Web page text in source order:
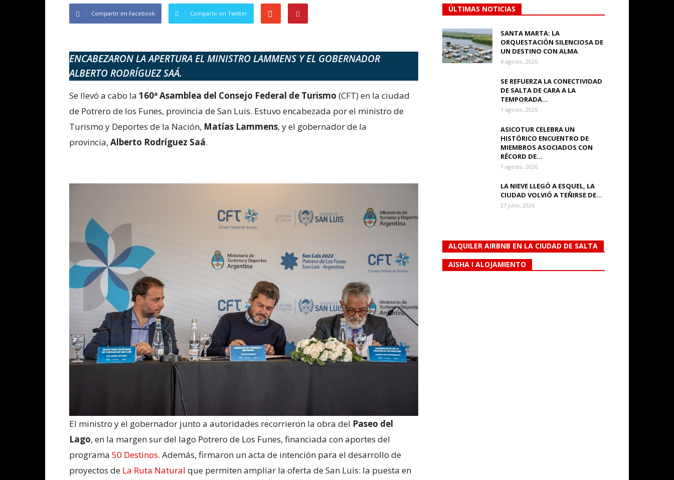
Compartir en Facebook Compartir en Twitter
ENCABEZARON LA APERTURA EL MINISTRO LAMMENS Y EL GOBERNADOR
ALBERTO RODRÍGUEZ SAÁ.
Se llevó a cabo la 160ª Asamblea del Consejo Federal de Turismo (CFT) en la ciudad
de Potrero de los Funes, provincia de San Luis. Estuvo encabezada por el ministro de
Turismo y Deportes de la Nación, Matías Lammens, y el gobernador de la
provincia, Alberto Rodríguez Saá.
El ministro y el gobernador junto a autoridades recorrieron la obra del Paseo del
Lago, en la margen sur del lago Potrero de Los Funes, financiada con aportes del
programa 50 Destinos. Además, firmaron un acta de intención para el desarrollo de
proyectos de La Ruta Natural que permiten ampliar la oferta de San Luis: la puesta en
ÚLTIMAS NOTICIAS
SANTA MARTA: LA
ORQUESTACIÓN SILENCIOSA DE
UN DESTINO CON ALMA
4 agosto, 2026
SE REFUERZA LA CONECTIVIDAD
DE SALTA DE CARA A LA
TEMPORADA...
1 agosto, 2026
ASICOTUR CELEBRA UN
HISTÓRICO ENCUENTRO DE
MIEMBROS ASOCIADOS CON
RÉCORD DE...
1 agosto, 2026
LA NIEVE LLEGÓ A ESQUEL, LA
CIUDAD VOLVIÓ A TEÑIRSE DE...
27 julio, 2026
ALQUILER AIRBNB EN LA CIUDAD DE SALTA
AISHA I ALOJAMIENTO